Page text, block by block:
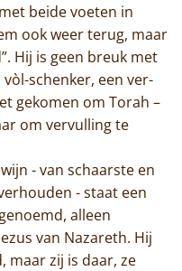
beide voeten in
ook weer terug, maar
Hij is geen breuk met
schenker, een ver-
gekomen om Torah –
om vervulling te
- van schaarste en
- staat een
alleen
van Nazareth. Hij
maar zij is daar, ze